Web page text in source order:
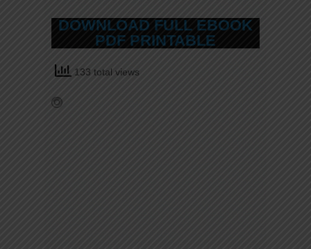
DOWNLOAD FULL EBOOK
PDF PRINTABLE
133 total views